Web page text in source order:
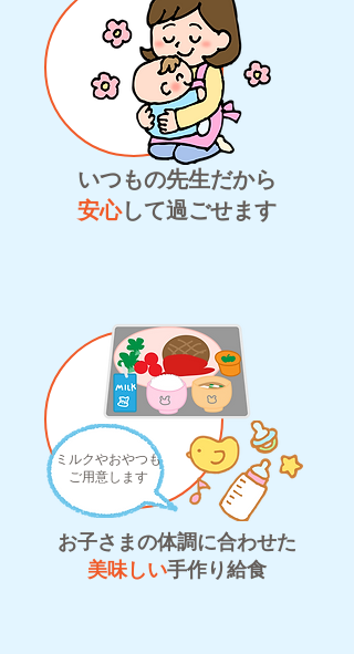
いつもの先生だから
​安心して過ごせます
お子さまの体調に合わせた
美味しい手作り給食
ミルクやおやつも
​ご用意します